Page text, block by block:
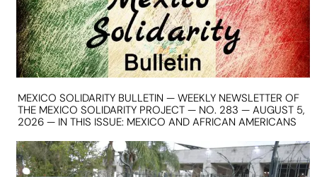
MEXICO SOLIDARITY BULLETIN — WEEKLY NEWSLETTER OF
THE MEXICO SOLIDARITY PROJECT — NO. 283 — AUGUST 5,
2026 — IN THIS ISSUE: MEXICO AND AFRICAN AMERICANS